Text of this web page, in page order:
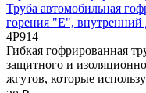
Труба автомобильная
горения "Е", внутренний
4Р914
Гибкая гофрированная
защитного и
жгутов, которые